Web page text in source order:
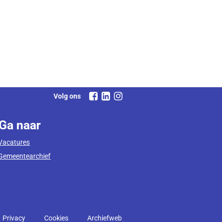
Volg ons
naar
Privacy Cookies Archiefweb